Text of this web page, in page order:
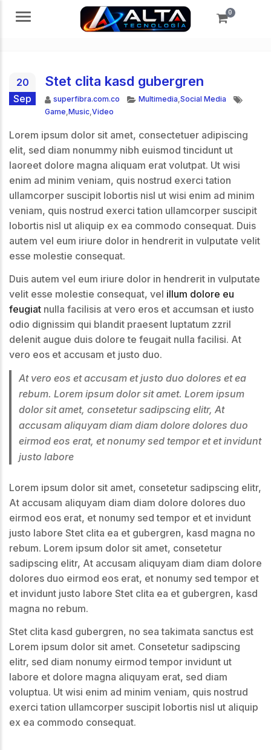
Menú 0
20
Sep
Stet clita kasd gubergren
Autor
superfibra.com.co Categorías
Multimedia Social Media
Game Music Video
Lorem ipsum dolor sit amet, consectetuer adipiscing
elit, sed diam nonummy nibh euismod tincidunt ut
laoreet dolore magna aliquam erat volutpat. Ut wisi
enim ad minim veniam, quis nostrud exerci tation
ullamcorper suscipit lobortis nisl ut wisi enim ad minim
veniam, quis nostrud exerci tation ullamcorper suscipit
lobortis nisl ut aliquip ex ea commodo consequat. Duis
autem vel eum iriure dolor in hendrerit in vulputate velit
esse molestie consequat.
Duis autem vel eum iriure dolor in hendrerit in vulputate
velit esse molestie consequat, vel illum dolore eu
feugiat nulla facilisis at vero eros et accumsan et iusto
odio dignissim qui blandit praesent luptatum zzril
delenit augue duis dolore te feugait nulla facilisi. At
vero eos et accusam et justo duo.
At vero eos et accusam et justo duo dolores et ea
rebum. Lorem ipsum dolor sit amet. Lorem ipsum
dolor sit amet, consetetur sadipscing elitr, At
accusam aliquyam diam diam dolore dolores duo
eirmod eos erat, et nonumy sed tempor et et invidunt
justo labore
Lorem ipsum dolor sit amet, consetetur sadipscing elitr,
At accusam aliquyam diam diam dolore dolores duo
eirmod eos erat, et nonumy sed tempor et et invidunt
justo labore Stet clita ea et gubergren, kasd magna no
rebum. Lorem ipsum dolor sit amet, consetetur
sadipscing elitr, At accusam aliquyam diam diam dolore
dolores duo eirmod eos erat, et nonumy sed tempor et
et invidunt justo labore Stet clita ea et gubergren, kasd
magna no rebum.
Stet clita kasd gubergren, no sea takimata sanctus est
Lorem ipsum dolor sit amet. Consetetur sadipscing
elitr, sed diam nonumy eirmod tempor invidunt ut
labore et dolore magna aliquyam erat, sed diam
voluptua. Ut wisi enim ad minim veniam, quis nostrud
exerci tation ullamcorper suscipit lobortis nisl ut aliquip
ex ea commodo consequat.